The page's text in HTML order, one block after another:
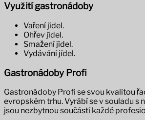
Využití gastronádoby
Vaření jídel.
Ohřev jídel.
Smažení jídel.
Vydávání jídel.
Gastronádoby Profi
Gastronádoby Profi se svou kvalitou
evropském trhu. Vyrábí se v souladu s
jsou nezbytnou součástí každé